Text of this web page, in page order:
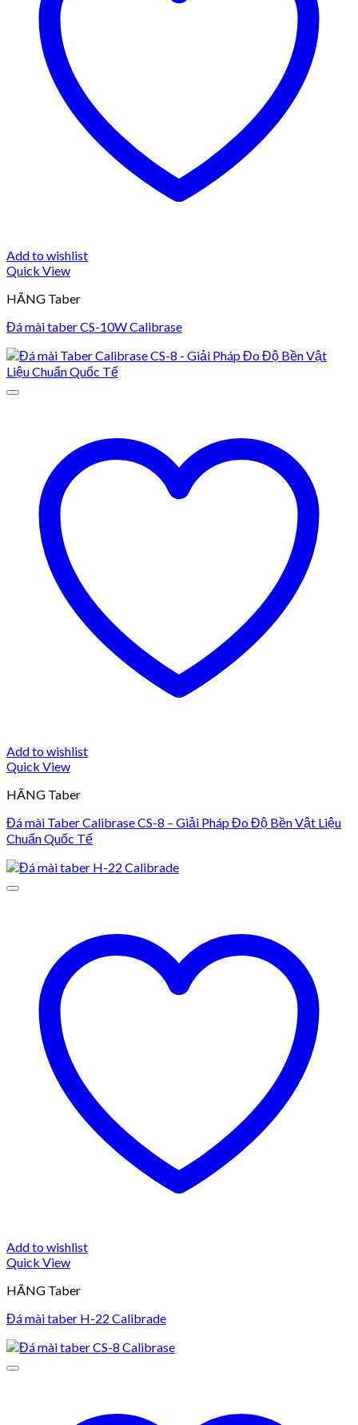
Add to wishlist
Quick View
HÃNG Taber
Đá mài taber CS-10W Calibrase
Add to wishlist
Quick View
HÃNG Taber
Đá mài Taber Calibrase CS-8 – Giải Pháp Đo Độ Bền Vật Liệu
Chuẩn Quốc Tế
Add to wishlist
Quick View
HÃNG Taber
Đá mài taber H-22 Calibrade